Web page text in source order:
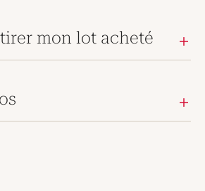
mon lot acheté